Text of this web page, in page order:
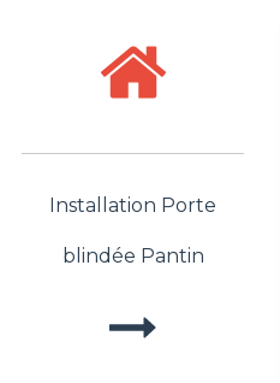
Installation Porte
blindée Pantin